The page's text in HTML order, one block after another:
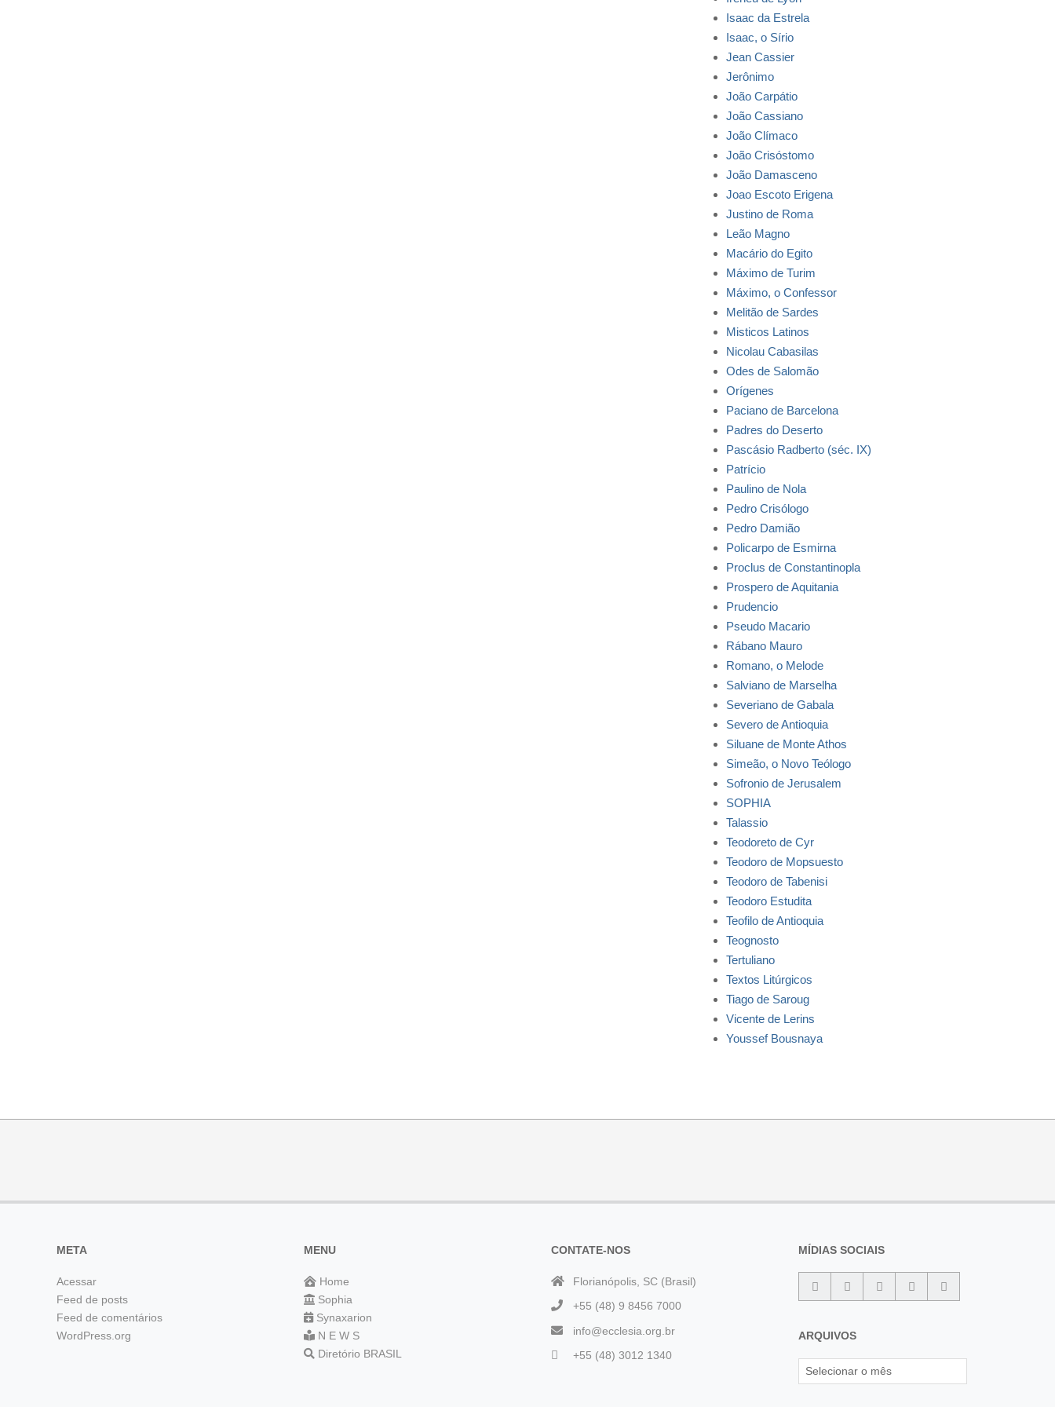
Isaac da Estrela
Isaac, o Sírio
Jean Cassier
Jerônimo
João Carpátio
João Cassiano
João Clímaco
João Crisóstomo
João Damasceno
Joao Escoto Erigena
Justino de Roma
Leão Magno
Macário do Egito
Máximo de Turim
Máximo, o Confessor
Melitão de Sardes
Misticos Latinos
Nicolau Cabasilas
Odes de Salomão
Orígenes
Paciano de Barcelona
Padres do Deserto
Pascásio Radberto (séc. IX)
Patrício
Paulino de Nola
Pedro Crisólogo
Pedro Damião
Policarpo de Esmirna
Proclus de Constantinopla
Prospero de Aquitania
Prudencio
Pseudo Macario
Rábano Mauro
Romano, o Melode
Salviano de Marselha
Severiano de Gabala
Severo de Antioquia
Siluane de Monte Athos
Simeão, o Novo Teólogo
Sofronio de Jerusalem
SOPHIA
Talassio
Teodoreto de Cyr
Teodoro de Mopsuesto
Teodoro de Tabenisi
Teodoro Estudita
Teofilo de Antioquia
Teognosto
Tertuliano
Textos Litúrgicos
Tiago de Saroug
Vicente de Lerins
Youssef Bousnaya
META
Acessar
Feed de posts
Feed de comentários
WordPress.org
MENU
Home
Sophia
Synaxarion
N E W S
Diretório BRASIL
CONTATE-NOS
Florianópolis, SC (Brasil)
+55 (48) 9 8456 7000
info@ecclesia.org.br
+55 (48) 3012 1340
MÍDIAS SOCIAIS
ARQUIVOS